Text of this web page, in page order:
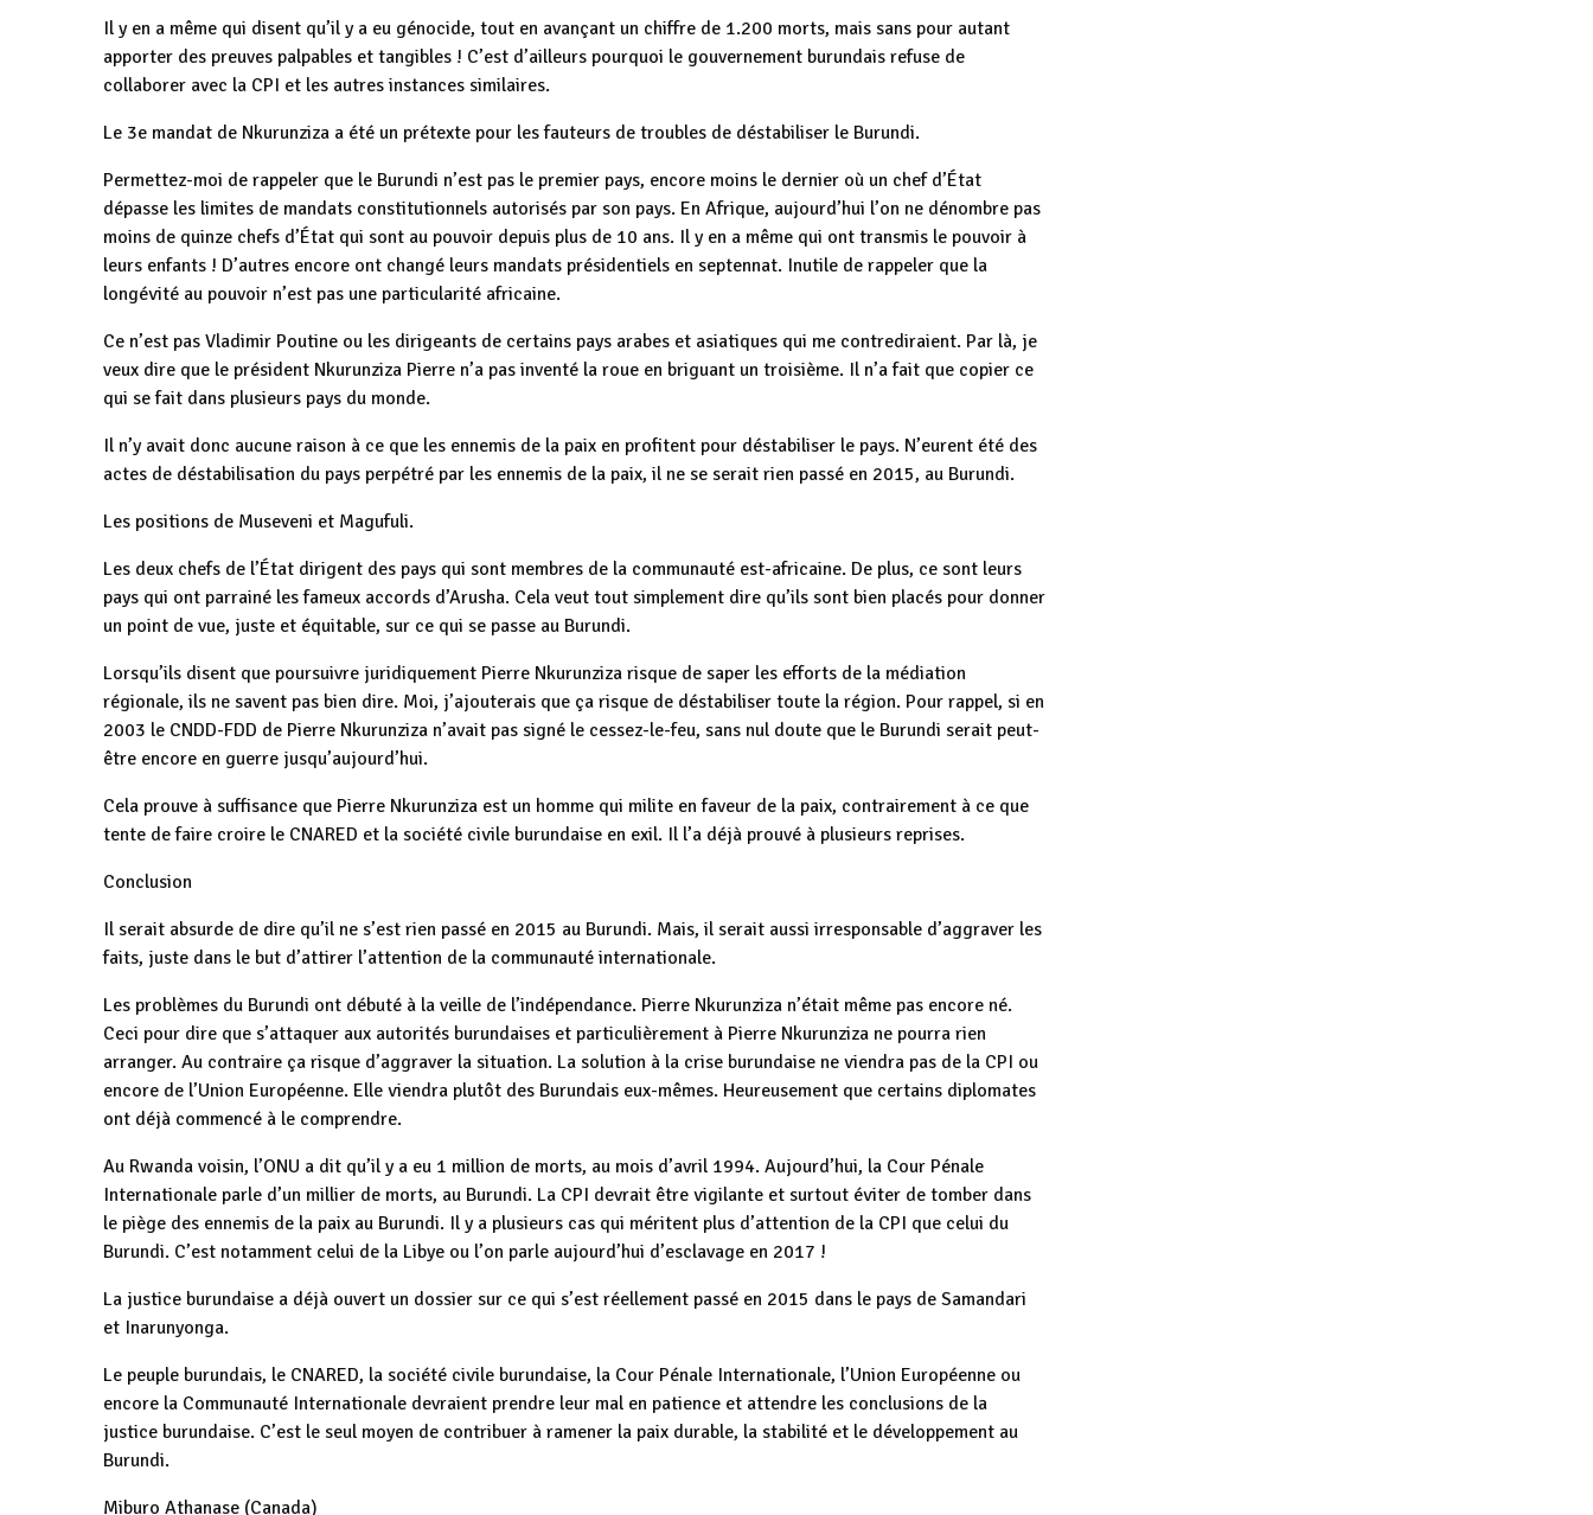
Il y en a même qui disent qu’il y a eu génocide, tout en avançant un chiffre de 1.200 morts, mais sans pour autant
apporter des preuves palpables et tangibles ! C’est d’ailleurs pourquoi le gouvernement burundais refuse de
collaborer avec la CPI et les autres instances similaires.
Le 3e mandat de Nkurunziza a été un prétexte pour les fauteurs de troubles de déstabiliser le Burundi.
Permettez-moi de rappeler que le Burundi n’est pas le premier pays, encore moins le dernier où un chef d’État
dépasse les limites de mandats constitutionnels autorisés par son pays. En Afrique, aujourd’hui l’on ne dénombre pas
moins de quinze chefs d’État qui sont au pouvoir depuis plus de 10 ans. Il y en a même qui ont transmis le pouvoir à
leurs enfants ! D’autres encore ont changé leurs mandats présidentiels en septennat. Inutile de rappeler que la
longévité au pouvoir n’est pas une particularité africaine.
Ce n’est pas Vladimir Poutine ou les dirigeants de certains pays arabes et asiatiques qui me contrediraient. Par là, je
veux dire que le président Nkurunziza Pierre n’a pas inventé la roue en briguant un troisième. Il n’a fait que copier ce
qui se fait dans plusieurs pays du monde.
Il n’y avait donc aucune raison à ce que les ennemis de la paix en profitent pour déstabiliser le pays. N’eurent été des
actes de déstabilisation du pays perpétré par les ennemis de la paix, il ne se serait rien passé en 2015, au Burundi.
Les positions de Museveni et Magufuli.
Les deux chefs de l’État dirigent des pays qui sont membres de la communauté est-africaine. De plus, ce sont leurs
pays qui ont parrainé les fameux accords d’Arusha. Cela veut tout simplement dire qu’ils sont bien placés pour donner
un point de vue, juste et équitable, sur ce qui se passe au Burundi.
Lorsqu’ils disent que poursuivre juridiquement Pierre Nkurunziza risque de saper les efforts de la médiation
régionale, ils ne savent pas bien dire. Moi, j’ajouterais que ça risque de déstabiliser toute la région. Pour rappel, si en
2003 le CNDD-FDD de Pierre Nkurunziza n’avait pas signé le cessez-le-feu, sans nul doute que le Burundi serait peut-
être encore en guerre jusqu’aujourd’hui.
Cela prouve à suffisance que Pierre Nkurunziza est un homme qui milite en faveur de la paix, contrairement à ce que
tente de faire croire le CNARED et la société civile burundaise en exil. Il l’a déjà prouvé à plusieurs reprises.
Conclusion
Il serait absurde de dire qu’il ne s’est rien passé en 2015 au Burundi. Mais, il serait aussi irresponsable d’aggraver les
faits, juste dans le but d’attirer l’attention de la communauté internationale.
Les problèmes du Burundi ont débuté à la veille de l’indépendance. Pierre Nkurunziza n’était même pas encore né.
Ceci pour dire que s’attaquer aux autorités burundaises et particulièrement à Pierre Nkurunziza ne pourra rien
arranger. Au contraire ça risque d’aggraver la situation. La solution à la crise burundaise ne viendra pas de la CPI ou
encore de l’Union Européenne. Elle viendra plutôt des Burundais eux-mêmes. Heureusement que certains diplomates
ont déjà commencé à le comprendre.
Au Rwanda voisin, l’ONU a dit qu’il y a eu 1 million de morts, au mois d’avril 1994. Aujourd’hui, la Cour Pénale
Internationale parle d’un millier de morts, au Burundi. La CPI devrait être vigilante et surtout éviter de tomber dans
le piège des ennemis de la paix au Burundi. Il y a plusieurs cas qui méritent plus d’attention de la CPI que celui du
Burundi. C’est notamment celui de la Libye ou l’on parle aujourd’hui d’esclavage en 2017 !
La justice burundaise a déjà ouvert un dossier sur ce qui s’est réellement passé en 2015 dans le pays de Samandari
et Inarunyonga.
Le peuple burundais, le CNARED, la société civile burundaise, la Cour Pénale Internationale, l’Union Européenne ou
encore la Communauté Internationale devraient prendre leur mal en patience et attendre les conclusions de la
justice burundaise. C’est le seul moyen de contribuer à ramener la paix durable, la stabilité et le développement au
Burundi.
Miburo Athanase (Canada)